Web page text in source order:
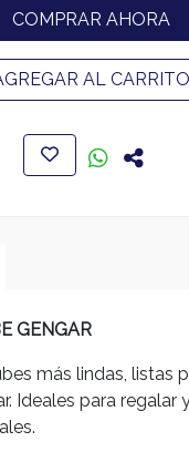
COMPRAR AHORA
AL CARRITO
GENGAR
más lindas, listas
Ideales para regalar